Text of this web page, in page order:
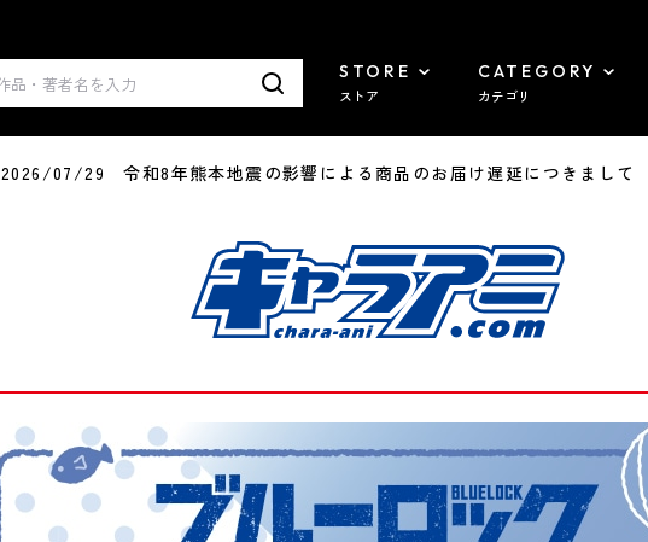
STORE
ストア
CATEGORY
カテゴリ
2026/07/29 令和8年熊本地震の影響による商品のお届け遅延につきまして